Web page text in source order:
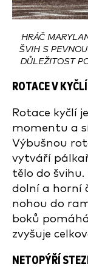
HRÁČ
ŠVIH S
DŮLEŽITOST
ROTACE V
Rotace kyčlí
momentu a
Výbušnou
vytváří
tělo do
dolní a horní
nohou do
boků
zvyšuje
NETOPÝŘÍ